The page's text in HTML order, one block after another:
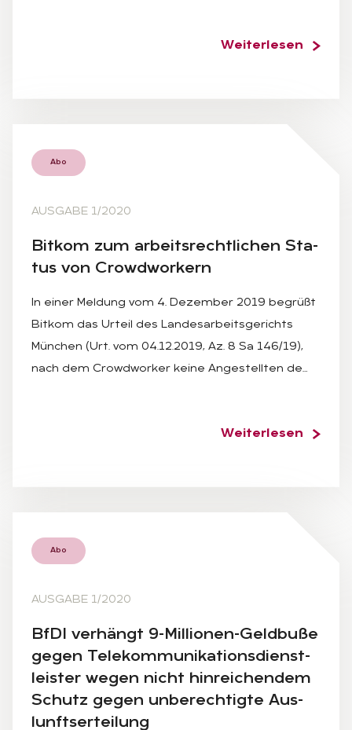
Weiterlesen
Abo
AUSGABE 1/2020
Bit­kom zum ar­beits­recht­li­chen Sta­
tus von Crowd­wor­kern
In einer Meldung vom 4. Dezember 2019 begrüßt
Bitkom das Urteil des Landesarbeitsgerichts
München (Urt. vom 04.12.2019, Az. 8 Sa 146/19),
nach dem Crowdworker keine Angestellten de…
Weiterlesen
Abo
AUSGABE 1/2020
BfDI ver­hängt 9-Mil­lio­nen-Geld­bu­ße
ge­gen Te­le­kom­mu­ni­ka­ti­ons­dienst­
leis­ter we­gen nicht hin­rei­chen­dem
Schutz ge­gen un­be­rech­tig­te Aus­
lunfts­er­tei­lung